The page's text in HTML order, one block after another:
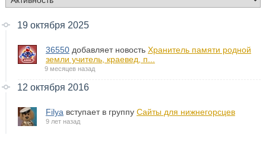
19 октября 2025
36550добавляет новость ​Хранитель памяти родной
земли учитель, краевед, п...
9 месяцев назад
12 октября 2016
Filya вступает в группу Сайты для нижнегорсцев
9 лет назад